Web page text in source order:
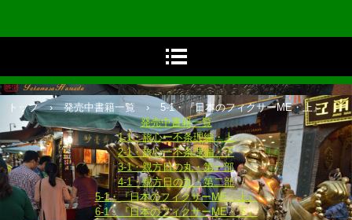
トップ › 発売中書籍一覧 ›
5-1・『日本のフィクサーME・上』
発売中書籍一覧
1-1・旅心ー不条理編・上
2-1・旅心ー不条理編・下
3-1・親方日の丸・第一部
4-1・親方日の丸・第二部
5-1・『日本のフィクサーME・上』
6-1・『日本のフィクサーME・下』